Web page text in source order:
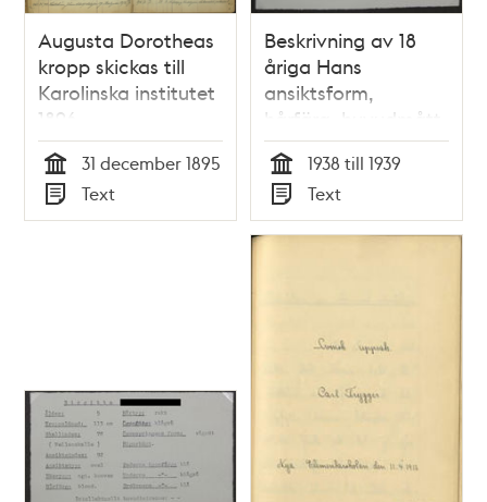
Augusta Dorotheas
kropp skickas till
Karolinska institutet
1896
Tid
31 december 1895
Typ
Text
Beskrivning av 18
åriga Hans
ansiktsform,
hårfärg, huvudmått
mm – skolarbete
1938-1939
Tid
1938 till 1939
Typ
Text